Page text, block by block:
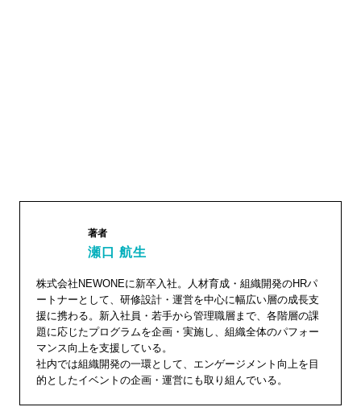
瀬口 航
生"
width="1
04"
height="
著者
瀬口 航生
株式会社NEWONEに新卒入社。人材育成・組織開発のHRパ
ートナーとして、研修設計・運営を中心に幅広い層の成長支
援に携わる。新入社員・若手から管理職層まで、各階層の課
題に応じたプログラムを企画・実施し、組織全体のパフォー
マンス向上を支援している。
社内では組織開発の一環として、エンゲージメント向上を目
的としたイベントの企画・運営にも取り組んでいる。